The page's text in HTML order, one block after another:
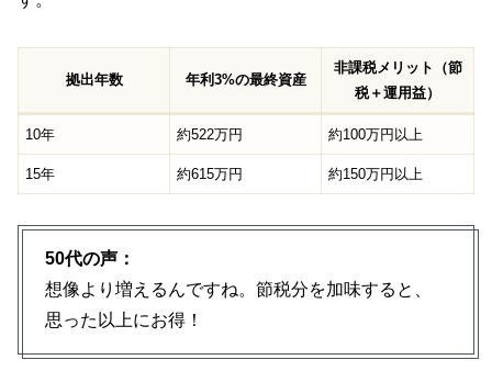
拠出年数 年利3%の最終資産
非課税メリット（節
税＋運用益）
10年 約522万円 約100万円以上
15年 約615万円 約150万円以上
50代の声：
想像より増えるんですね。節税分を加味すると、
思った以上にお得！